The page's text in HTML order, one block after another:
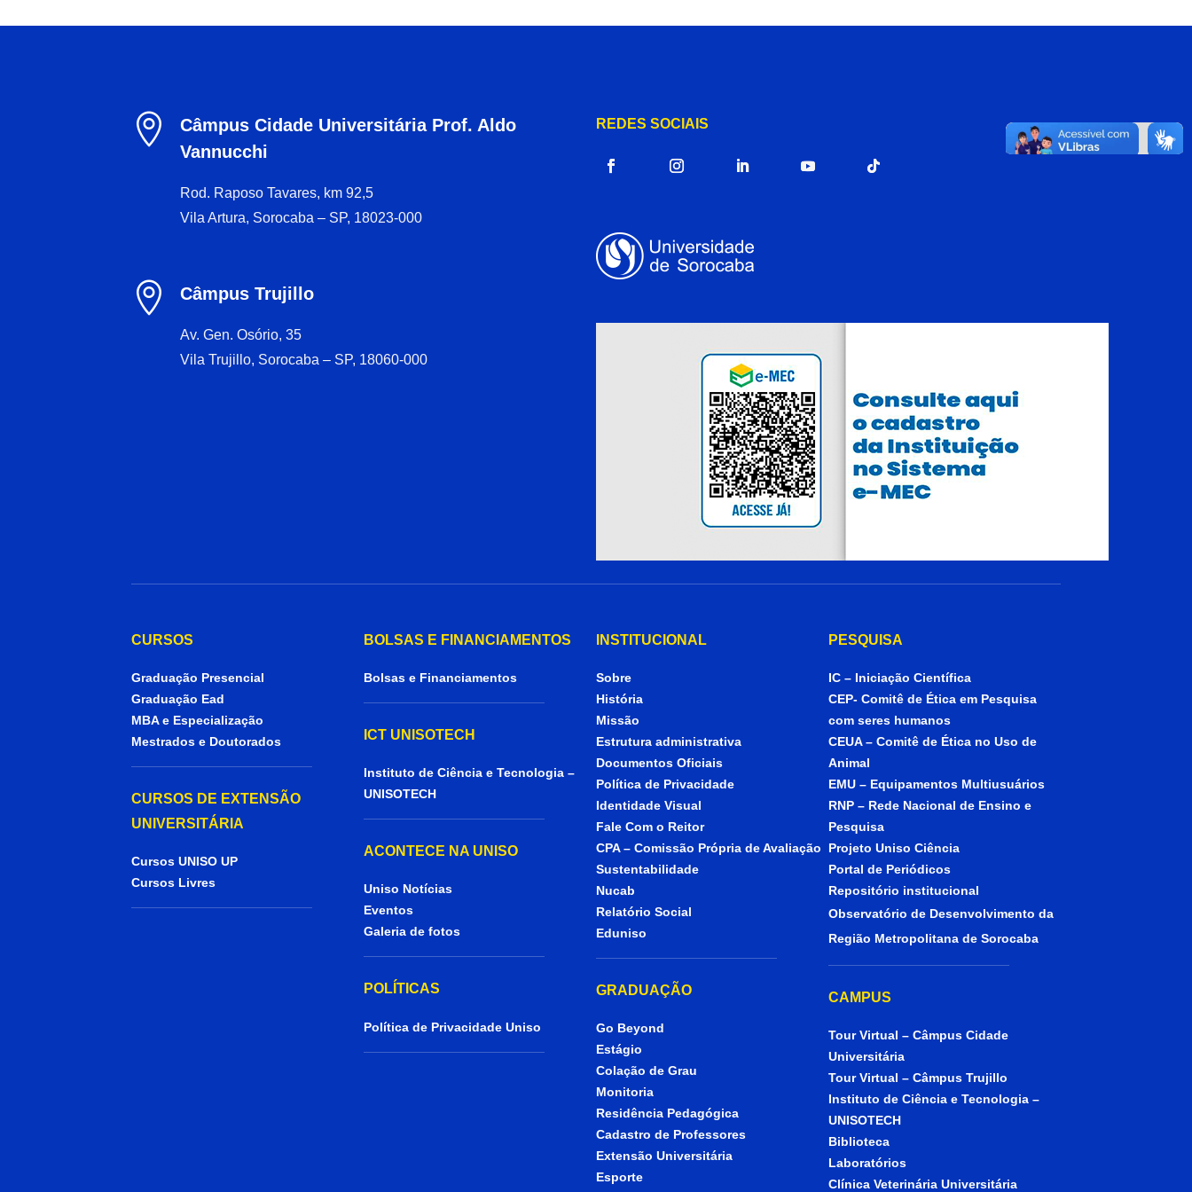

Câmpus Cidade Universitária Prof. Aldo
Vannucchi
Rod. Raposo Tavares, km 92,5
Vila Artura, Sorocaba – SP, 18023-000
 Câmpus Trujillo
Av. Gen. Osório, 35
Vila Trujillo, Sorocaba – SP, 18060-000
REDES SOCIAIS
CURSOS
Graduação Presencial
Graduação Ead
MBA e Especialização
Mestrados e Doutorados
CURSOS DE EXTENSÃO
UNIVERSITÁRIA
Cursos UNISO UP
Cursos Livres
BOLSAS E FINANCIAMENTOS
Bolsas e Financiamentos
ICT UNISOTECH
Instituto de Ciência e Tecnologia –
UNISOTECH
ACONTECE NA UNISO
Uniso Notícias
Eventos
Galeria de fotos
POLÍTICAS
Política de Privacidade Uniso
INSTITUCIONAL
Sobre
História
Missão
Estrutura administrativa
Documentos Oficiais
Política de Privacidade
Identidade Visual
Fale Com o Reitor
CPA – Comissão Própria de Avaliação
Sustentabilidade
Nucab
Relatório Social
Eduniso
GRADUAÇÃO
Go Beyond
Estágio
Colação de Grau
Monitoria
Residência Pedagógica
Cadastro de Professores
Extensão Universitária
Esporte
PESQUISA
IC – Iniciação Científica
CEP- Comitê de Ética em Pesquisa
com seres humanos
CEUA – Comitê de Ética no Uso de
Animal
EMU – Equipamentos Multiusuários
RNP – Rede Nacional de Ensino e
Pesquisa
Projeto Uniso Ciência
Portal de Periódicos
Repositório institucional
Observatório de Desenvolvimento da
Região Metropolitana de Sorocaba
CAMPUS
Tour Virtual – Câmpus Cidade
Universitária
Tour Virtual – Câmpus Trujillo
Instituto de Ciência e Tecnologia –
UNISOTECH
Biblioteca
Laboratórios
Clínica Veterinária Universitária